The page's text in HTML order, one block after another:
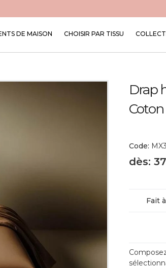
DE MAISON CHOISIR PAR TISSU
Drap
Coton
Code:
dès:
Fait